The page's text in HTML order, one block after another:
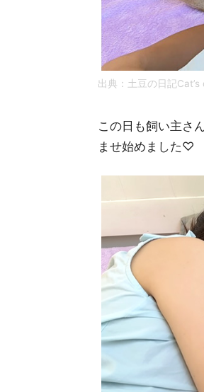
出典： 土豆の日記Cat’s
この日も飼い主さ
ませ始めました♡